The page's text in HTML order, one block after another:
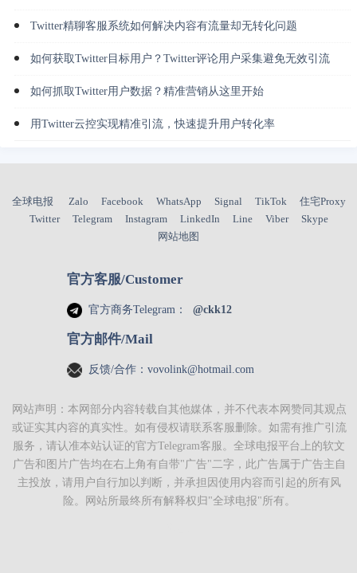
Twitter精聊客服系统如何解决内容有流量却无转化问题
如何获取Twitter目标用户？Twitter评论用户采集避免无效引流
如何抓取Twitter用户数据？精准营销从这里开始
用Twitter云控实现精准引流，快速提升用户转化率
全球电报 Zalo Facebook WhatsApp Signal TikTok
住宅Proxy
Twitter
Telegram Instagram LinkedIn Line Viber
Skype
网站地图
官方客服/Customer
官方商务Telegram： @ckk12
官方邮件/Mail
反馈/合作：vovolink@hotmail.com
网站声明：本网部分内容转载自其他媒体，并不代表本网赞同其观点
或证实其内容的真实性。如有侵权请联系客服删除。如需有推广引流
服务，请认准本站认证的官方Telegram客服。全球电报平台上的软文
广告和图片广告均在右上角有自带"广告"二字，此广告属于广告主自
主投放，请用户自行加以判断，并承担因使用内容而引起的所有风
险。网站所最终所有解释权归"全球电报"所有。